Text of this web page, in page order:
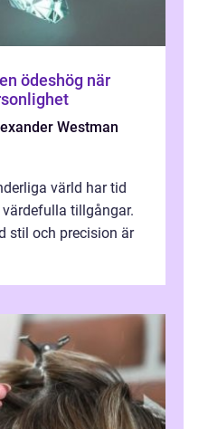
när
Westman
värld har tid
tillgångar.
stil och precision är